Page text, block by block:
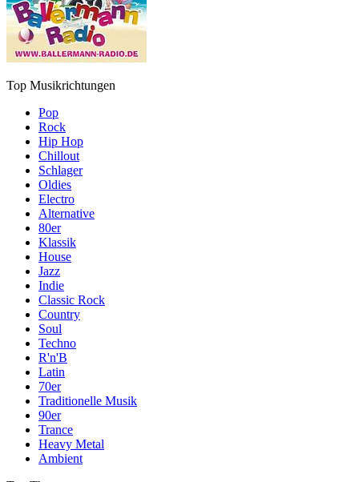
Top Musikrichtungen
Pop
Rock
Hip Hop
Chillout
Schlager
Oldies
Electro
Alternative
80er
Klassik
House
Jazz
Indie
Classic Rock
Country
Soul
Techno
R'n'B
Latin
70er
Traditionelle Musik
90er
Trance
Heavy Metal
Ambient